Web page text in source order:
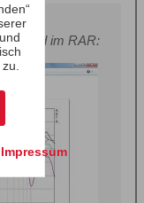
im RAR:
und
Impressum